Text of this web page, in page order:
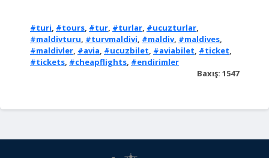
#turi, #tours, #tur, #turlar, #ucuzturlar,
#maldivturu, #turvmaldivi, #maldiv, #maldives,
#maldivler, #avia, #ucuzbilet, #aviabilet, #ticket,
#tickets, #cheapflights, #endirimler
Baxış: 1547